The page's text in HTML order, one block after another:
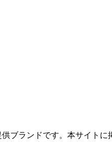
ブランドです。本サイト